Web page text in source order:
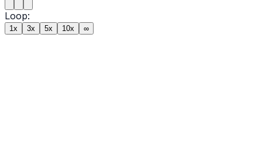
Loop:
1x 3x 5x 10x ∞